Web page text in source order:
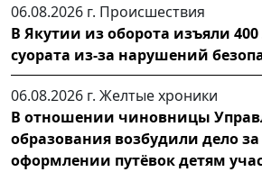
06.08.2026 г. Происшествия
В Якутии из оборота изъяли
суората из-за нарушений
06.08.2026 г. Желтые хроники
В отношении чиновницы
образования возбудили дело
оформлении путёвок детям